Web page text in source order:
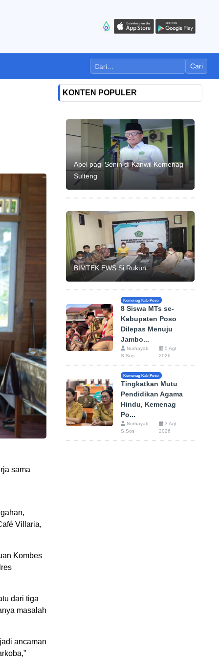
Cari
sama
Villaria,
Kombes
dari tiga
masalah
ancaman
KONTEN POPULER
Apel pagi Senin di Kanwil Kemenag
Sulteng
BIMTEK EWS Si Rukun
Kemenag Kab Poso
8 Siswa MTs se-
Kabupaten Poso
Dilepas Menuju
Jambo...
Nurhayati
S.Sos
5 Agt
2026
Kemenag Kab Poso
Tingkatkan Mutu
Pendidikan Agama
Hindu, Kemenag
Po...
Nurhayati
S.Sos
3 Agt
2026